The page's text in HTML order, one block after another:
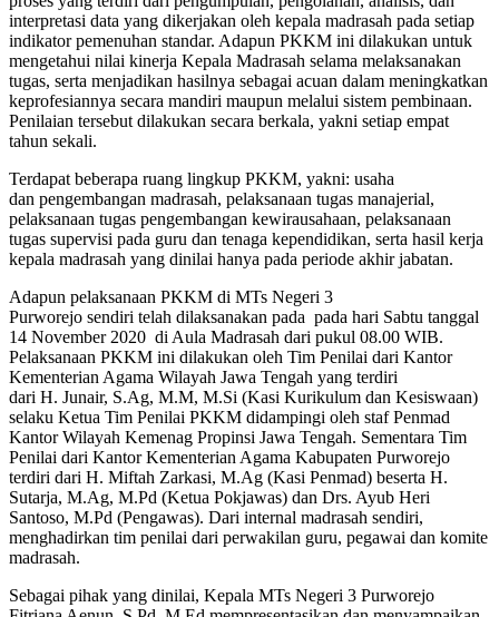
interpretasi data yang dikerjakan oleh kepala madrasah pada setiap
indikator pemenuhan standar. Adapun PKKM ini dilakukan untuk
mengetahui nilai kinerja Kepala Madrasah selama melaksanakan
tugas, serta menjadikan hasilnya sebagai acuan dalam meningkatkan
keprofesiannya secara mandiri maupun melalui sistem pembinaan.
Penilaian tersebut dilakukan secara berkala, yakni setiap empat
tahun sekali.
Terdapat beberapa ruang lingkup PKKM, yakni: usaha
dan pengembangan madrasah, pelaksanaan tugas manajerial,
pelaksanaan tugas pengembangan kewirausahaan, pelaksanaan
tugas supervisi pada guru dan tenaga kependidikan, serta hasil kerja
kepala madrasah yang dinilai hanya pada periode akhir jabatan.
Adapun pelaksanaan PKKM di MTs Negeri 3
Purworejo sendiri telah dilaksanakan pada pada hari Sabtu tanggal
14 November 2020 di Aula Madrasah dari pukul 08.00 WIB.
Pelaksanaan PKKM ini dilakukan oleh Tim Penilai dari Kantor
Kementerian Agama Wilayah Jawa Tengah yang terdiri
dari H. Junair, S.Ag, M.M, M.Si (Kasi Kurikulum dan Kesiswaan)
selaku Ketua Tim Penilai PKKM didampingi oleh staf Penmad
Kantor Wilayah Kemenag Propinsi Jawa Tengah. Sementara Tim
Penilai dari Kantor Kementerian Agama Kabupaten Purworejo
terdiri dari H. Miftah Zarkasi, M.Ag (Kasi Penmad) beserta H.
Sutarja, M.Ag, M.Pd (Ketua Pokjawas) dan Drs. Ayub Heri
Santoso, M.Pd (Pengawas). Dari internal madrasah sendiri,
menghadirkan tim penilai dari perwakilan guru, pegawai dan komite
madrasah.
Sebagai pihak yang dinilai, Kepala MTs Negeri 3 Purworejo